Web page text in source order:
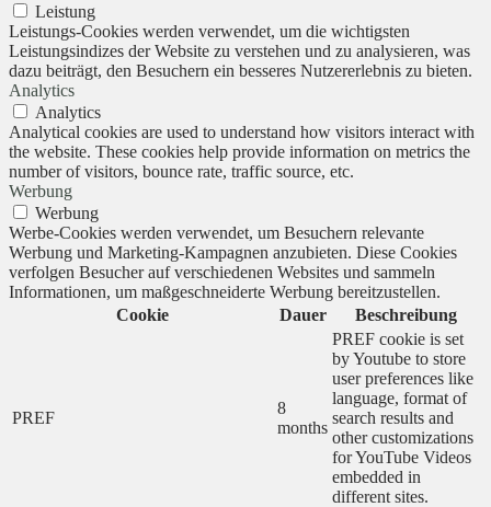
Leistung
Leistungs-Cookies werden verwendet, um die wichtigsten
Leistungsindizes der Website zu verstehen und zu analysieren, was
dazu beiträgt, den Besuchern ein besseres Nutzererlebnis zu bieten.
Analytics
Analytics
Analytical cookies are used to understand how visitors interact with
the website. These cookies help provide information on metrics the
number of visitors, bounce rate, traffic source, etc.
Werbung
Werbung
Werbe-Cookies werden verwendet, um Besuchern relevante
Werbung und Marketing-Kampagnen anzubieten. Diese Cookies
verfolgen Besucher auf verschiedenen Websites und sammeln
Informationen, um maßgeschneiderte Werbung bereitzustellen.
Cookie
Dauer Beschreibung
PREF
8
months
PREF cookie is set
by Youtube to store
user preferences like
language, format of
search results and
other customizations
for YouTube Videos
embedded in
different sites.